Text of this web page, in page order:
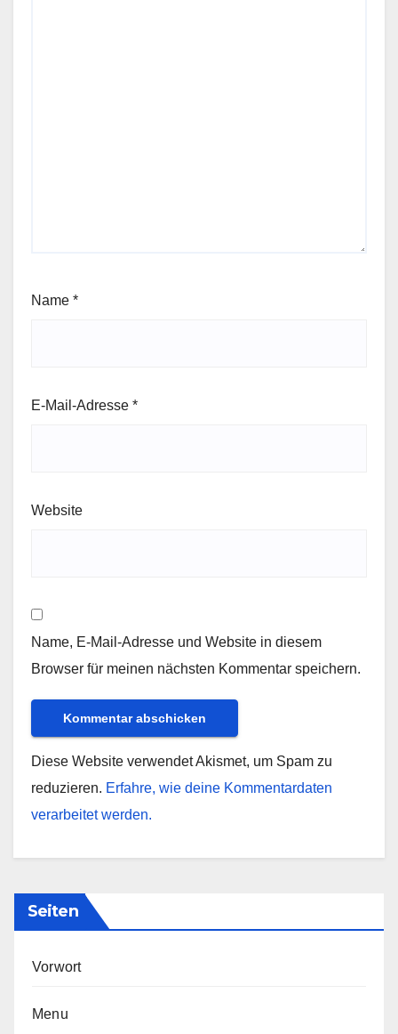
Name *
E-Mail-Adresse *
Website
Name, E-Mail-Adresse und Website in diesem
Browser für meinen nächsten Kommentar speichern.
Diese Website verwendet Akismet, um Spam zu
reduzieren. Erfahre, wie deine Kommentardaten
verarbeitet werden.
Seiten
Vorwort
Menu